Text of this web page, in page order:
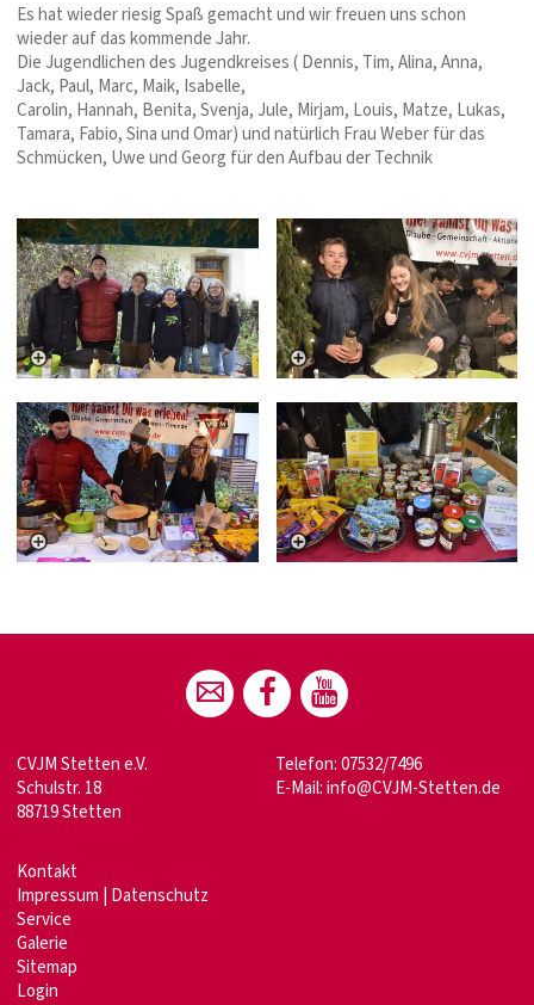
Es hat wieder riesig Spaß gemacht und wir freuen uns schon
wieder auf das kommende Jahr.
Die Jugendlichen des Jugendkreises ( Dennis, Tim, Alina, Anna,
Jack, Paul, Marc, Maik, Isabelle,
Carolin, Hannah, Benita, Svenja, Jule, Mirjam, Louis, Matze, Lukas,
Tamara, Fabio, Sina und Omar) und natürlich Frau Weber für das
Schmücken, Uwe und Georg für den Aufbau der Technik
CVJM Stetten e.V.
Schulstr. 18
88719 Stetten
Telefon: 07532/7496
E-Mail:info@CVJM-Stetten.de
Kontakt
Impressum | Datenschutz
Service
Galerie
Sitemap
Login